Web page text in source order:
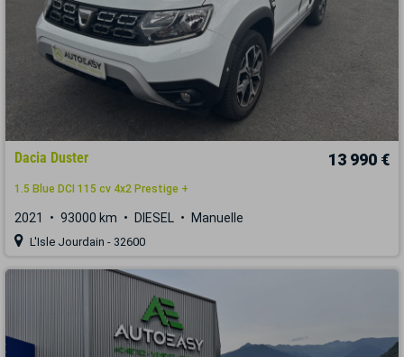
Dacia Duster 13 990 €
1.5 Blue DCI 115 cv 4x2 Prestige +
2021 93000 km DIESEL Manuelle
L'Isle Jourdain - 32600